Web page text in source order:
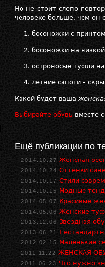
Но не стоит слепо
человеке больше, чем он
босоножки с
босоножки на
остроносые туфли
летние сапоги –
Какой будет ваша
Выбирайте обувь вместе
Ещё публикации по
2014.10.27 Женская
2014.10.24 Оттенки
2014.10.17 Стили
2014.10.15 Модные
2014.05.07 Красивые
2014.05.06 Женские
2013.12.06 Звездная
2013.06.21
2012.02.15 Маленькие
2011.11.22 ЖЕНСКАЯ
2011.06.23 Что нужно